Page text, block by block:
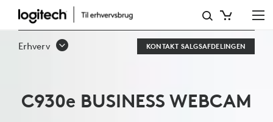
C930E
1080P-
ERHVERVSBRUG
Erhverv KONTAKT SALGSAFDELINGEN
C930e BUSINESS WEBCAM